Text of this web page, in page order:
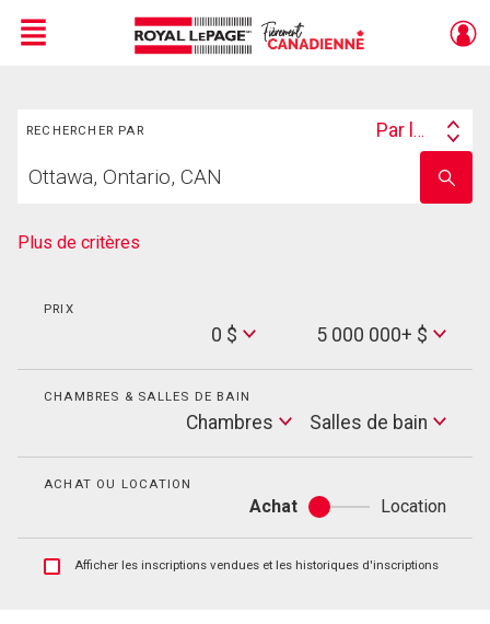
Menu
RECHERCHER PAR
Search
Par lieu
votre
nom
Plus de critères
PRIX
0 $
Max
Price
5 000 000+ $
CHAMBRES & SALLES DE BAIN
Chambres
Salles
de
Salles de bain
ACHAT OU LOCATION
Achat
Achat
ou
location
Location
AfficherAfficher les inscriptions vendues et les historiques d'inscriptions